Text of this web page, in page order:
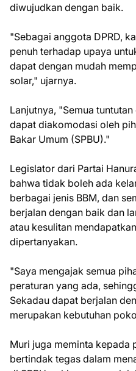
diwujudkan dengan baik.
"Sebagai anggota DPRD,
penuh terhadap upaya
dapat dengan mudah
solar," ujarnya.
Lanjutnya, "Semua
dapat diakomodasi oleh
Bakar Umum (SPBU)."
Legislator dari Partai
bahwa tidak boleh ada
berbagai jenis BBM, dan
berjalan dengan baik dan
atau kesulitan
dipertanyakan.
"Saya mengajak semua
peraturan yang ada,
Sekadau dapat berjalan
merupakan kebutuhan
Muri juga meminta kepada
bertindak tegas dalam